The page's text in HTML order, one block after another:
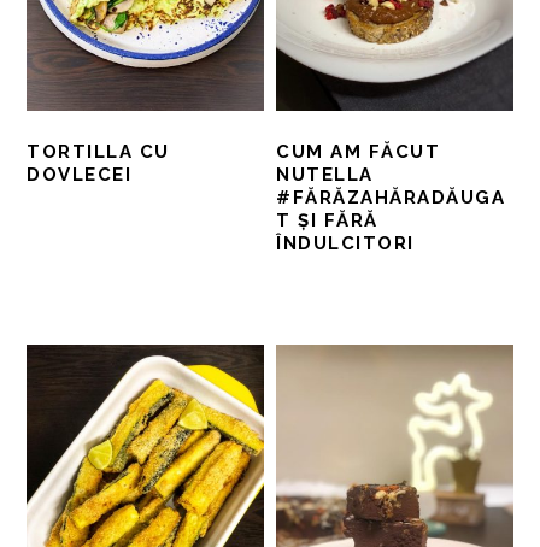
TORTILLA CU
DOVLECEI
CUM AM FĂCUT
NUTELLA
#FĂRĂZAHĂRADĂUGA
T ȘI FĂRĂ
ÎNDULCITORI